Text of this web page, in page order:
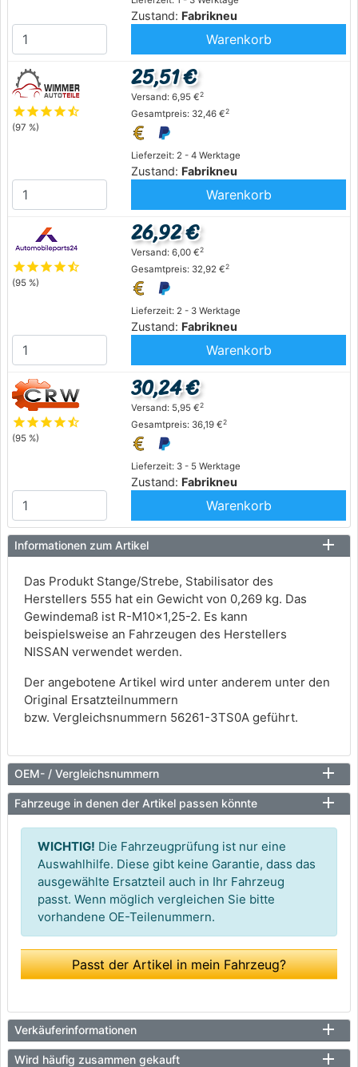
Zustand: Fabrikneu
Warenkorb
starstarstarstarstar_half
(97 %)
Lieferzeit: 2 - 4 Werktage
Zustand: Fabrikneu
25,51 €
Versand: 6,95 €2
Gesamtpreis: 32,46 €2
Warenkorb
starstarstarstarstar_half
(95 %)
Lieferzeit: 2 - 3 Werktage
Zustand: Fabrikneu
26,92 €
Versand: 6,00 €2
Gesamtpreis: 32,92 €2
Warenkorb
starstarstarstarstar_half
(95 %)
Lieferzeit: 3 - 5 Werktage
Zustand: Fabrikneu
30,24 €
Versand: 5,95 €2
Gesamtpreis: 36,19 €2
Warenkorb
Informationen zum Artikel
Das Produkt Stange/Strebe, Stabilisator des
Herstellers 555 hat ein Gewicht von 0,269 kg. Das
Gewindemaß ist R-M10×1,25-2. Es kann
beispielsweise an Fahrzeugen des Herstellers
NISSAN verwendet werden.
Der angebotene Artikel wird unter anderem unter den
Original Ersatzteilnummern
bzw. Vergleichsnummern 56261-3TS0A geführt.
OEM- / Vergleichsnummern
Fahrzeuge in denen der Artikel passen könnte
WICHTIG! Die Fahrzeugprüfung ist nur eine
Auswahlhilfe. Diese gibt keine Garantie, dass das
ausgewählte Ersatzteil auch in Ihr Fahrzeug
passt. Wenn möglich vergleichen Sie bitte
vorhandene OE-Teilenummern.
Passt der Artikel in mein Fahrzeug?
Verkäuferinformationen
Wird häufig zusammen gekauft